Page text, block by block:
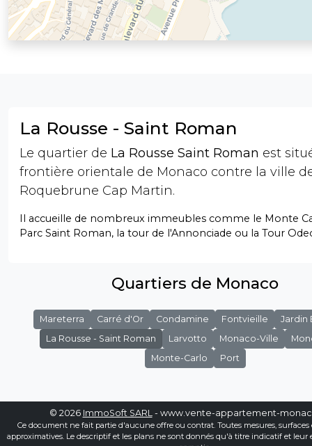
La Rousse - Saint Roman
Le quartier de La Rousse Saint Roman est
frontière orientale de Monaco contre la ville
Roquebrune Cap Martin.
Il accueille de nombreux immeubles comme le Monte
Parc Saint Roman, la tour de l'Annonciade ou la Tour
Quartiers de Monaco
Mareterra Carré d'Or Condamine Fontvieille
Jardin
La Rousse - Saint Roman
Larvotto Monaco-Ville
Monte-Carlo
Port
© 2026 ImmoSoft SARL- www.vente-appartement-
Ce document ne fait partie d'aucune offre ou contrat. Toutes mesures, surfaces
approximatives. Le descriptif et les plans ne sont donnés qu'à titre indicatif et leur